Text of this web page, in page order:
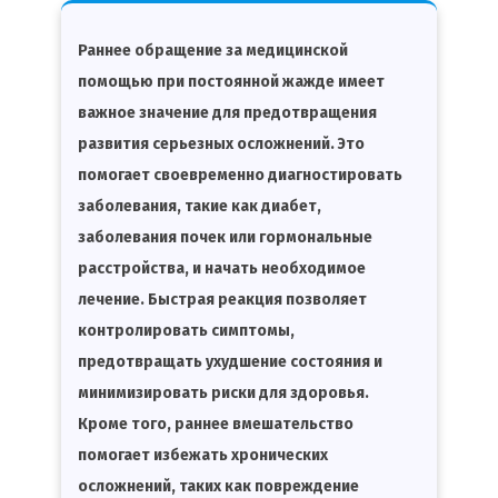
Раннее обращение за медицинской
помощью при постоянной жажде имеет
важное значение для предотвращения
развития серьезных осложнений. Это
помогает своевременно диагностировать
заболевания, такие как диабет,
заболевания почек или гормональные
расстройства, и начать необходимое
лечение. Быстрая реакция позволяет
контролировать симптомы,
предотвращать ухудшение состояния и
минимизировать риски для здоровья.
Кроме того, раннее вмешательство
помогает избежать хронических
осложнений, таких как повреждение